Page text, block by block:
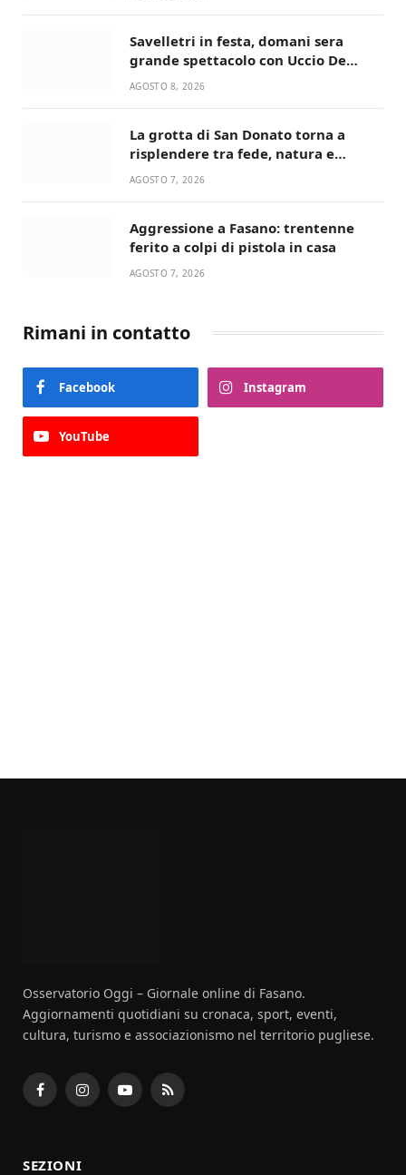
Savelletri in festa, domani sera
grande spettacolo con Uccio De
Santis
AGOSTO 8, 2026
La grotta di San Donato torna a
risplendere tra fede, natura e
devozione
AGOSTO 7, 2026
Aggressione a Fasano: trentenne
ferito a colpi di pistola in casa
AGOSTO 7, 2026
Rimani in contatto
Facebook Instagram
YouTube
Osservatorio Oggi – Giornale online di Fasano.
Aggiornamenti quotidiani su cronaca, sport, eventi,
cultura, turismo e associazionismo nel territorio pugliese.
FacebookInstagramYouTubeRSS
SEZIONI